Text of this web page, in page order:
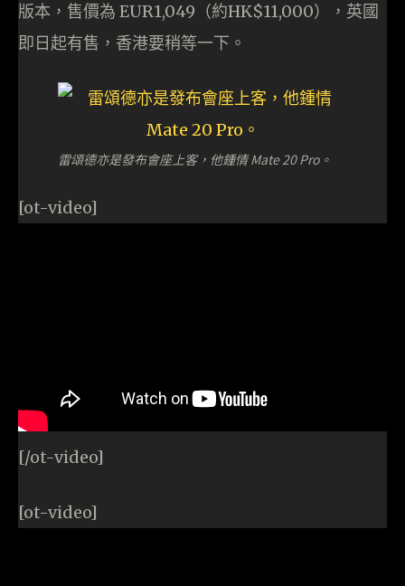
版本，售價為 EUR1,049（約HK$11,000），英國
即日起有售，香港要稍等一下。
雷頌德亦是發布會座上客，他鍾情 Mate 20 Pro。
[ot-video]
[/ot-video]
[ot-video]